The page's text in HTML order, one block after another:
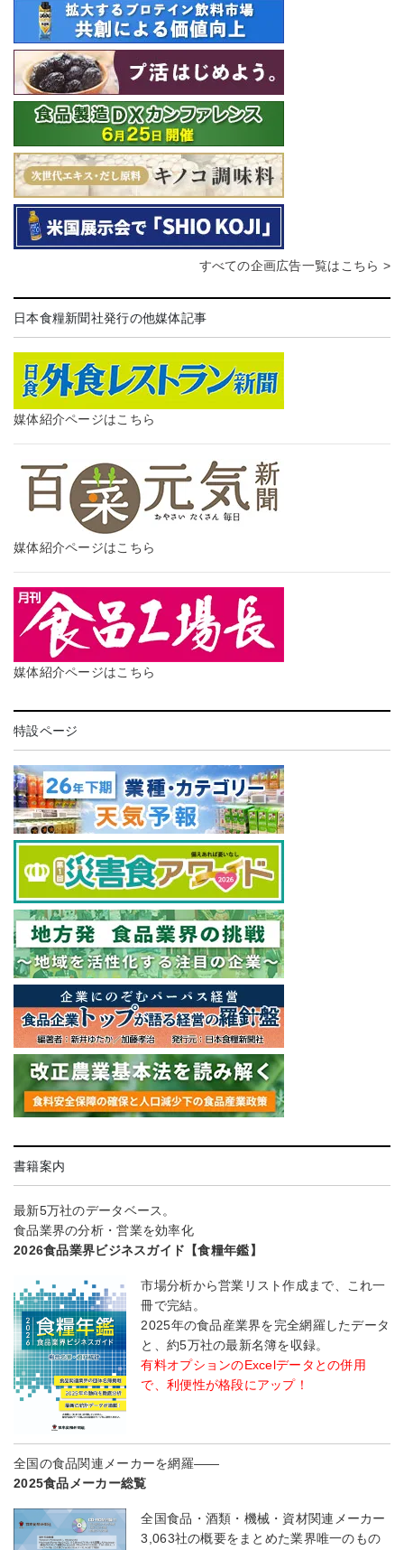
すべての企画広告一覧はこちら >
日本食糧新聞社発行の他媒体記事
媒体紹介ページはこちら
媒体紹介ページはこちら
媒体紹介ページはこちら
特設ページ
書籍案内
最新5万社のデータベース。
食品業界の分析・営業を効率化
2026食品業界ビジネスガイド【食糧年鑑】
市場分析から営業リスト作成まで、これ一
冊で完結。
2025年の食品産業界を完全網羅したデータ
と、約5万社の最新名簿を収録。
有料オプションのExcelデータとの併用
で、利便性が格段にアップ！
全国の食品関連メーカーを網羅――
2025食品メーカー総覧
全国食品・酒類・機械・資材関連メーカー
3,063社の概要をまとめた業界唯一のもの